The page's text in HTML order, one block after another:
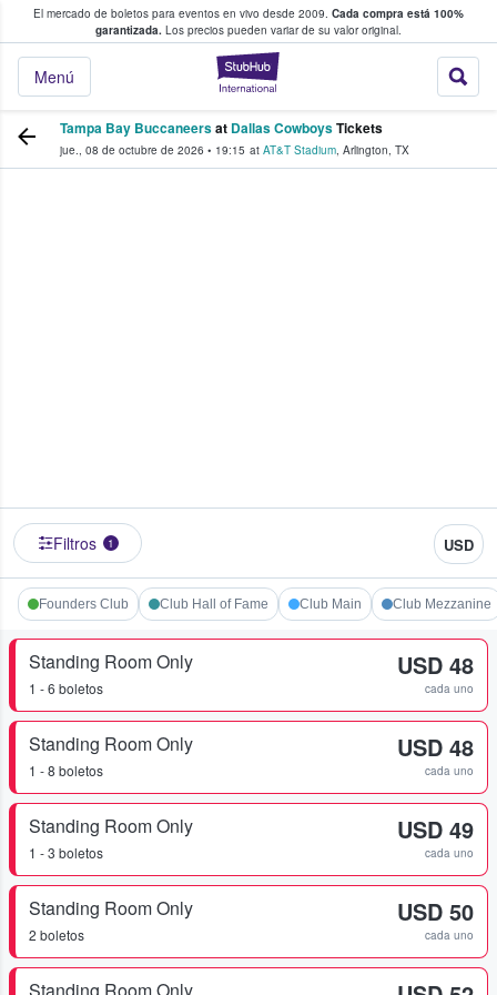
El mercado de boletos para eventos en vivo desde 2009. Cada compra está 100%
garantizada. Los precios pueden variar de su valor original.
StubHub: donde
Menú
fans compran y venden boletos
Tampa Bay Buccaneersat Dallas CowboysTickets
jue., 08 de octubre de 2026 • 19:15 at AT&T Stadium, Arlington, TX
Filtros 1 USD
Founders Club Club Hall of Fame Club Main Club Mezzanine
Standing Room Only
1 - 6 boletos
USD 48
cada uno
Standing Room Only
1 - 8 boletos
USD 48
cada uno
Standing Room Only
1 - 3 boletos
USD 49
cada uno
Standing Room Only
2 boletos
USD 50
cada uno